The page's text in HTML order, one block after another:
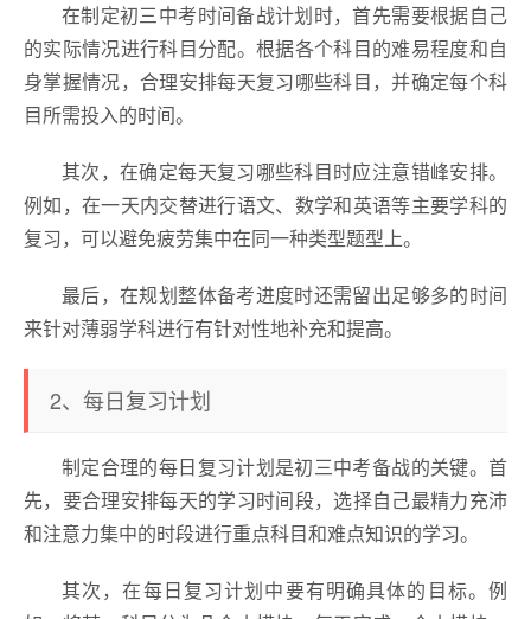
在制定初三中考时间备战计划时，首先需要根据自己
的实际情况进行科目分配。根据各个科目的难易程度和自
身掌握情况，合理安排每天复习哪些科目，并确定每个科
目所需投入的时间。
其次，在确定每天复习哪些科目时应注意错峰安排。
例如，在一天内交替进行语文、数学和英语等主要学科的
复习，可以避免疲劳集中在同一种类型题型上。
最后，在规划整体备考进度时还需留出足够多的时间
来针对薄弱学科进行有针对性地补充和提高。
2、每日复习计划
制定合理的每日复习计划是初三中考备战的关键。首
先，要合理安排每天的学习时间段，选择自己最精力充沛
和注意力集中的时段进行重点科目和难点知识的学习。
其次，在每日复习计划中要有明确具体的目标。例